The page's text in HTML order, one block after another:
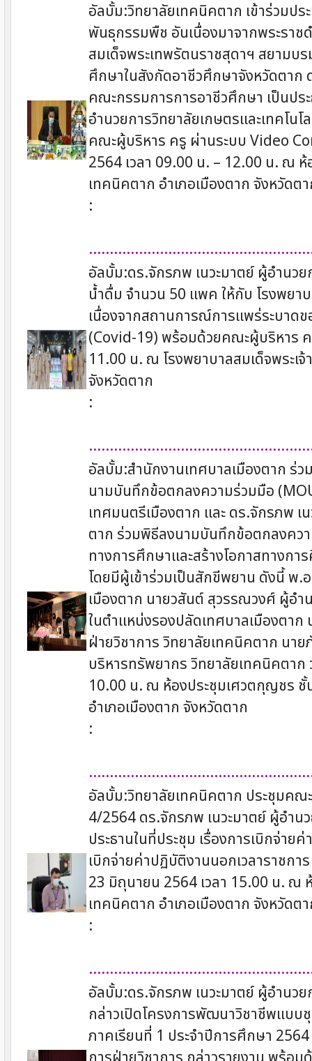
อัลบั้ม:วิทยาลัยเทคนิคตาก เข้าร่วมป
พันธุกรรมพืช อันเนื่องมาจากพระราช
สมเด็จพระเทพรัตนราชสุดาฯ สยามบ
ศึกษาในสังกัดอาชีวศึกษาจังหวัดตาก
คณะกรรมการการอาชีวศึกษา เป็นปร
อำนวยการวิทยาลัยเกษตรและเทคโน
คณะผู้บริหาร ครู ผ่านระบบ Video
2564 เวลา 09.00 น. – 12.00 น. ณ
เทคนิคตาก อำเภอเมืองตาก จังหวัดต
:
อัลบั้ม:ดร.จักรภพ เนวะมาตย์ ผู้อำนว
น้ำดื่ม จำนวน 50 แพค ให้กับ โรงพยา
เนื่องจากสถานการณ์การแพร่ระบาดข
(Covid-19) พร้อมด้วยคณะผู้บริหาร
11.00 น. ณ โรงพยาบาลสมเด็จพระเ
จังหวัดตาก
:
อัลบั้ม:สำนักงานเทศบาลเมืองตาก ร่
นามบันทึกข้อตกลงความร่วมมือ
เทศมนตรีเมืองตาก และ ดร.จักรภพ
ตาก ร่วมพิธีลงนามบันทึกข้อตกลงคว
ทางการศึกษาและสร้างโอกาสทางก
โดยมีผู้เข้าร่วมเป็นสักขีพยาน ดังนี้ พ
เมืองตาก นายวสันต์ สุวรรณวงศ์ ผู้อ
ในตำแหน่งรองปลัดเทศบาลเมืองตา
ฝ่ายวิชาการ วิทยาลัยเทคนิคตาก นา
บริหารทรัพยากร วิทยาลัยเทคนิคตา
10.00 น. ณ ห้องประชุมเศวตกุญชร ชั้
อำเภอเมืองตาก จังหวัดตาก
:
อัลบั้ม:วิทยาลัยเทคนิคตาก ประชุมค
4/2564 ดร.จักรภพ เนวะมาตย์ ผู้อำน
ประธานในที่ประชุม เรื่องการเบิกจ่าย
เบิกจ่ายค่าปฏิบัติงานนอกเวลาราชก
23 มิถุนายน 2564 เวลา 15.00 น. ณ
เทคนิคตาก อำเภอเมืองตาก จังหวัดต
:
อัลบั้ม:ดร.จักรภพ เนวะมาตย์ ผู้อำนว
กล่าวเปิดโครงการพัฒนาวิชาชีพแบบ
ภาคเรียนที่ 1 ประจำปีการศึกษา